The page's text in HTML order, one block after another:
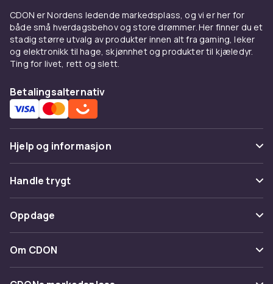
CDON er Nordens ledende markedsplass, og vi er her for
både små hverdagsbehov og store drømmer. Her finner du et
stadig større utvalg av produkter innen alt fra gaming, leker
og elektronikk til hage, skjønnhet og produkter til kjæledyr.
Ting for livet, rett og slett.
Betalingsalternativ
Hjelp og informasjon
Vanlige spørsmål
Spor pakke
Angre & returner her
Kontakt oss
Handle trygt
Betaling
Levering
Oppdage
Kategorier
Varemerker
Om CDON
Om oss